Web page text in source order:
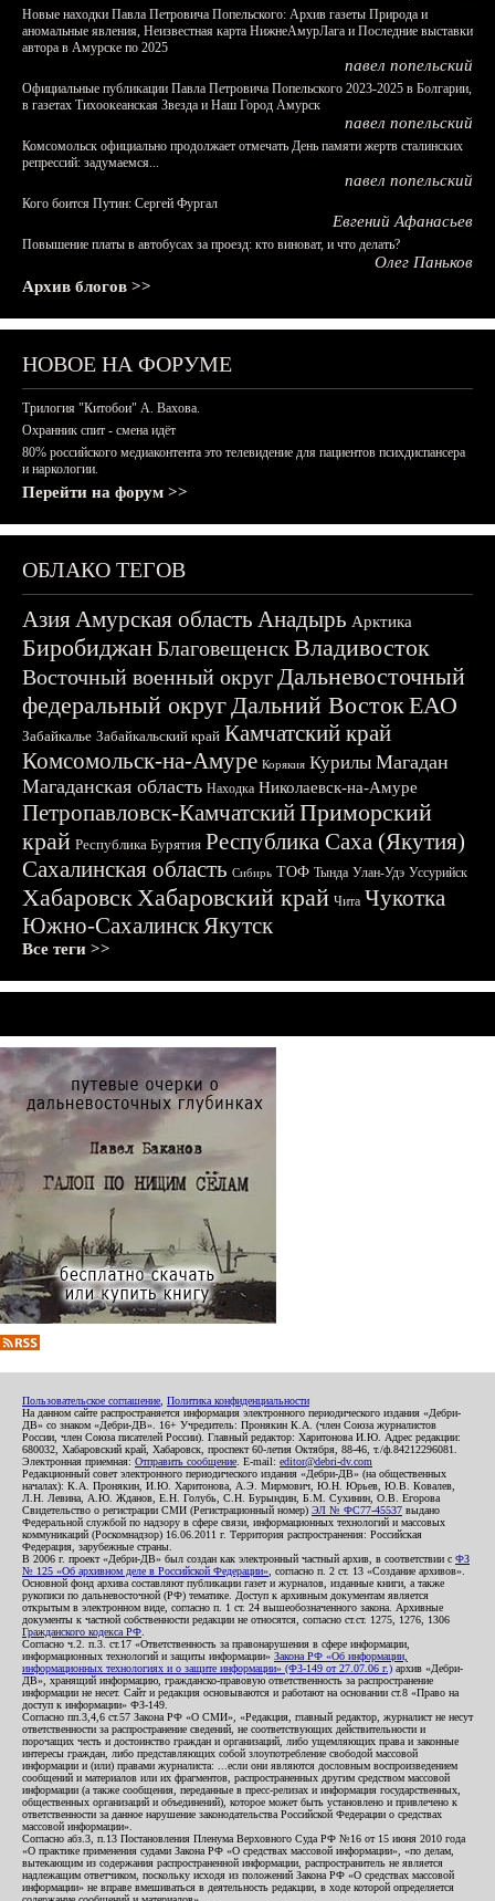
Новые находки Павла Петровича Попельского: Архив газеты Природа и
аномальные явления, Неизвестная карта НижнеАмурЛага и Последние выставки
автора в Амурске по 2025
павел попельский
Официальные публикации Павла Петровича Попельского 2023-2025 в Болгарии,
в газетах Тихоокеанская Звезда и Наш Город Амурск
павел попельский
Комсомольск официально продолжает отмечать День памяти жертв сталинских
репрессий: задумаемся...
павел попельский
Кого боится Путин: Сергей Фургал
Евгений Афанасьев
Повышение платы в автобусах за проезд: кто виноват, и что делать?
Олег Паньков
Архив блогов >>
НОВОЕ НА ФОРУМЕ
Трилогия "Китобои" А. Вахова.
Охранник спит - смена идёт
80% российского медиаконтента это телевидение для пациентов психдиспансера
и наркологии.
Перейти на форум >>
ОБЛАКО ТЕГОВ
АзияАмурская область Анадырь Арктика
БиробиджанБлаговещенскВладивосток
Восточный военный округДальневосточный
федеральный округДальний ВостокЕАО
Забайкалье Забайкальский край Камчатский край
Комсомольск-на-Амуре Корякия Курилы Магадан
Магаданская область Находка Николаевск-на-Амуре
Петропавловск-КамчатскийПриморский
край Республика Бурятия Республика Саха (Якутия)
Сахалинская область Сибирь ТОФ Тында Улан-Удэ Уссурийск
ХабаровскХабаровский край Чита Чукотка
Южно-СахалинскЯкутск
Все теги >>
Пользовательское соглашение Политика конфиденциальности
На данном сайте распространяется информация электронного периодического издания «Дебри-
ДВ» со знаком «Дебри-ДВ». 16+ Учредитель: Пронякин К.А. (член Союза журналистов
России, член Союза писателей России). Главный редактор: Харитонова И.Ю. Адрес редакции:
680032, Хабаровский край, Хабаровск, проспект 60-летия Октября, 88-46, т./ф.84212296081.
Электронная приемная: Отправить сообщение . E-mail: editor@debri-dv.com
Редакционный совет электронного периодического издания «Дебри-ДВ» (на общественных
началах): К.А. Пронякин, И.Ю. Харитонова, А.Э. Мирмович, Ю.Н. Юрьев, Ю.В. Ковалев,
Л.Н. Левина, А.Ю. Жданов, Е.Н. Голубь, С.Н. Бурындин, Б.М. Сухинин, О.В. Егорова
Свидетельство о регистрации СМИ (Регистрационный номер) ЭЛ № ФС77-45537 выдано
Федеральной службой по надзору в сфере связи, информационных технологий и массовых
коммуникаций (Роскомнадзор) 16.06.2011 г. Территория распространения: Российская
Федерация, зарубежные страны.
В 2006 г. проект «Дебри-ДВ» был создан как электронный частный архив, в соответствии с ФЗ
№ 125 «Об архивном деле в Российской Федерации» , согласно п. 2 ст. 13 «Создание архивов».
Основной фонд архива составляют публикации газет и журналов, изданные книги, а также
рукописи по дальневосточной (РФ) тематике. Доступ к архивным документам является
открытым в электронном виде, согласно п. 1 ст. 24 вышеобозначенного закона. Архивные
документы к частной собственности редакции не относятся, согласно ст.ст. 1275, 1276, 1306
Гражданского кодекса РФ
Согласно ч.2. п.3. ст.17 «Ответственность за правонарушения в сфере информации,
информационных технологий и защиты информации» Закона РФ «Об информации,
информационных технологиях и о защите информации» (ФЗ-149 от 27.07.06 г.) архив «Дебри-
ДВ», хранящий информацию, гражданско-правовую ответственность за распространение
информации не несет. Сайт и редакция основываются и работают на основании ст.8 «Право на
доступ к информации» ФЗ-149.
Согласно пп.3,4,6 ст.57 Закона РФ «О СМИ», «Редакция, главный редактор, журналист не несут
ответственности за распространение сведений, не соответствующих действительности и
порочащих честь и достоинство граждан и организаций, либо ущемляющих права и законные
интересы граждан, либо представляющих собой злоупотребление свободой массовой
информации и (или) правами журналиста: ...если они являются дословным воспроизведением
сообщений и материалов или их фрагментов, распространенных другим средством массовой
информации (а также сообщения, переданные в пресс-релизах и информация государственных,
общественных организаций и объединений), которое может быть установлено и привлечено к
ответственности за данное нарушение законодательства Российской Федерации о средствах
массовой информации».
Согласно абз.3, п.13 Постановления Пленума Верховного Суда РФ №16 от 15 июня 2010 года
«О практике применения судами Закона РФ «О средствах массовой информации», «по делам,
вытекающим из содержания распространенной информации, распространитель не является
надлежащим ответчиком, поскольку исходя из положений Закона РФ «О средствах массовой
информации» не вправе вмешиваться в деятельность редакции, в ходе которой определяется